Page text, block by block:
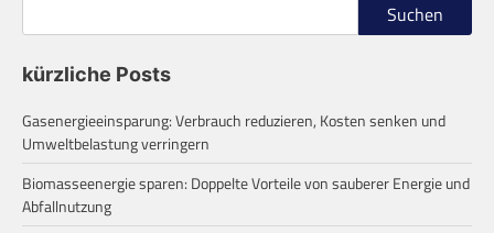
Suchen
kürzliche Posts
Gasenergieeinsparung: Verbrauch reduzieren, Kosten senken und
Umweltbelastung verringern
Biomasseenergie sparen: Doppelte Vorteile von sauberer Energie und
Abfallnutzung